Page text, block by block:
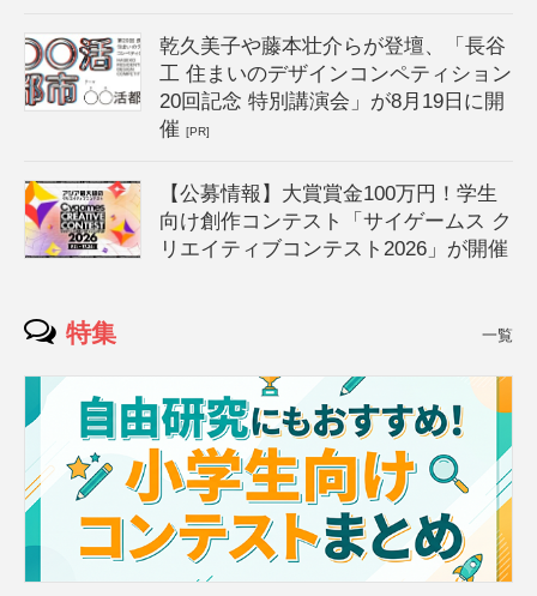
乾久美子や藤本壮介らが登壇、「長谷
工 住まいのデザインコンペティション
20回記念 特別講演会」が8月19日に開
催[PR]
【公募情報】大賞賞金100万円！学生
向け創作コンテスト「サイゲームス ク
リエイティブコンテスト2026」が開催
特集 一覧